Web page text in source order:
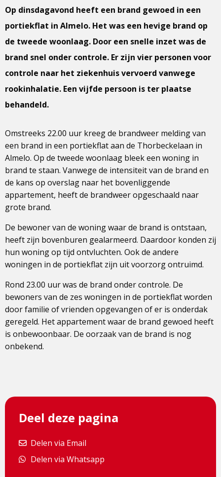
Op dinsdagavond heeft een brand gewoed in een
portiekflat in Almelo. Het was een hevige brand op
de tweede woonlaag. Door een snelle inzet was de
brand snel onder controle. Er zijn vier personen voor
controle naar het ziekenhuis vervoerd vanwege
rookinhalatie. Een vijfde persoon is ter plaatse
behandeld.
Omstreeks 22.00 uur kreeg de brandweer melding van
een brand in een portiekflat aan de Thorbeckelaan in
Almelo. Op de tweede woonlaag bleek een woning in
brand te staan. Vanwege de intensiteit van de brand en
de kans op overslag naar het bovenliggende
appartement, heeft de brandweer opgeschaald naar
grote brand.
De bewoner van de woning waar de brand is ontstaan,
heeft zijn bovenburen gealarmeerd. Daardoor konden zij
hun woning op tijd ontvluchten. Ook de andere
woningen in de portiekflat zijn uit voorzorg ontruimd.
Rond 23.00 uur was de brand onder controle. De
bewoners van de zes woningen in de portiekflat worden
door familie of vrienden opgevangen of er is onderdak
geregeld. Het appartement waar de brand gewoed heeft
is onbewoonbaar. De oorzaak van de brand is nog
onbekend.
Deel deze pagina
Delen via Email
Delen via Email
Delen via Whatsapp
Delen via Whatsapp